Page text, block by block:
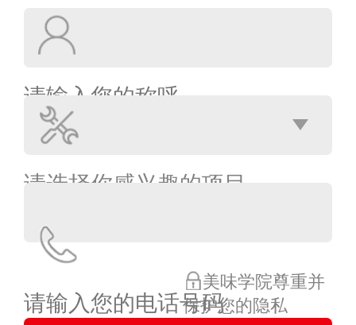
美味学院尊重并
保护您的隐私